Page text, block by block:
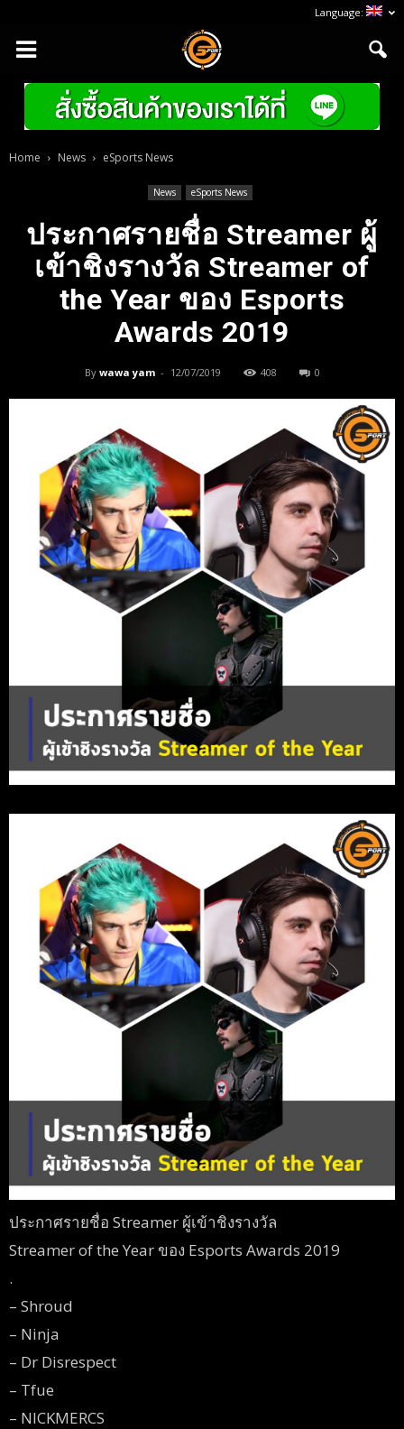
Language:
Home News eSports News
News eSports News
ประกาศรายชื่อ Streamer ผู้
เข้าชิงรางวัล Streamer of
the Year ของ Esports
Awards 2019
By wawa yam - 12/07/2019 408 0
ประกาศรายชื่อ Streamer ผู้เข้าชิงรางวัล
Streamer of the Year ของ Esports Awards 2019
.
– Shroud
– Ninja
– Dr Disrespect
– Tfue
– NICKMERCS